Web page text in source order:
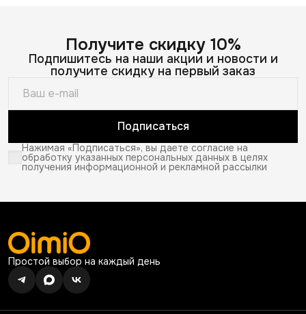
Получите скидку 10%
Подпишитесь на наши акции и новости и
получите скидку на первый заказ
Подписаться
Нажимая «Подписаться», вы даете согласие на
обработку указанных персональных данных в целях
получения информационной и рекламной рассылки
Простой выбор на каждый день